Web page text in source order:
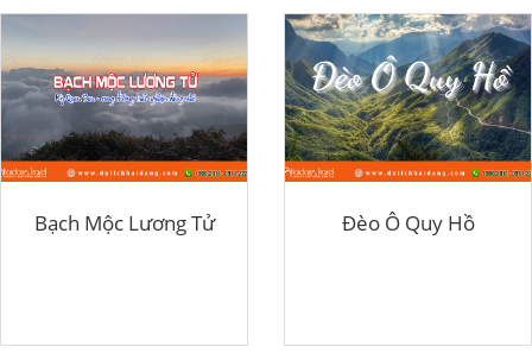
Bạch Mộc Lương Tử Đèo Ô Quy Hồ